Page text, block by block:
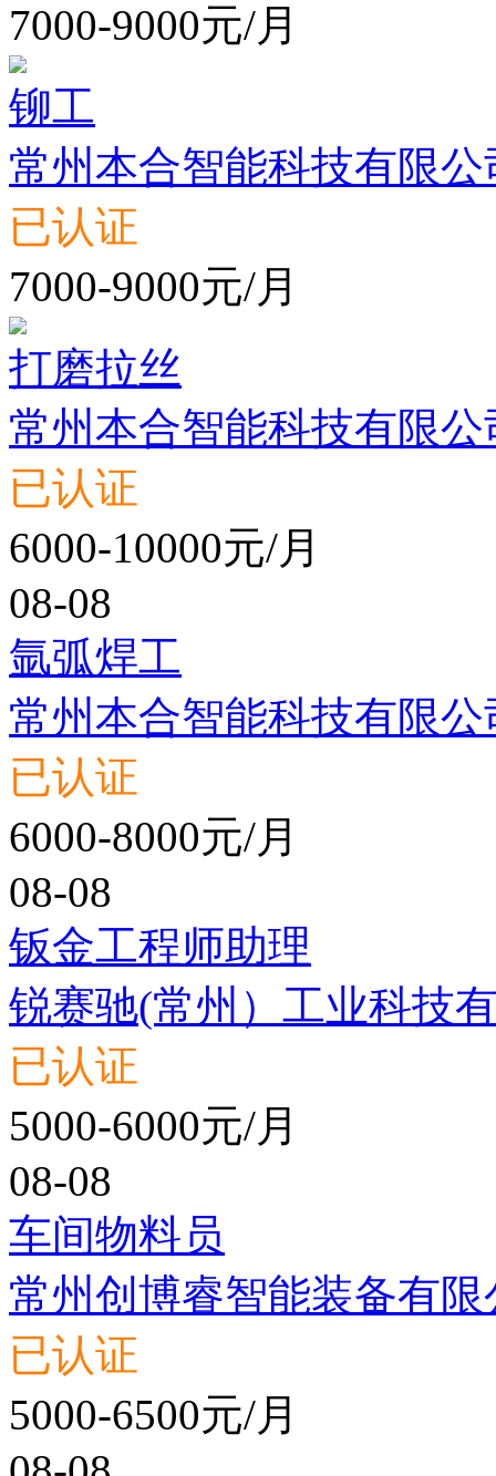
7000-9000元/月
铆工
常州本合智能科技有限公
已认证
7000-9000元/月
打磨拉丝
常州本合智能科技有限公
已认证
6000-10000元/月
08-08
氩弧焊工
常州本合智能科技有限公
已认证
6000-8000元/月
08-08
钣金工程师助理
锐赛驰(常州）工业科技
已认证
5000-6000元/月
08-08
车间物料员
常州创博睿智能装备有限
已认证
5000-6500元/月